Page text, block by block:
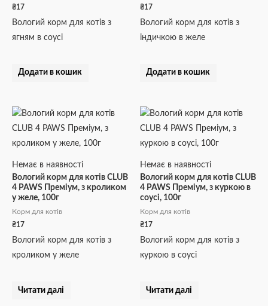
₴17
Вологий корм для котів з
ягням в соусі
Додати в кошик
₴17
Вологий корм для котів з
індичкою в желе
Додати в кошик
Немає в наявності
Вологий корм для котів CLUB
4 PAWS Преміум, з кроликом
у желе, 100г
Корм для котів
₴17
Вологий корм для котів з
кроликом у желе
Читати далі
Немає в наявності
Вологий корм для котів CLUB
4 PAWS Преміум, з куркою в
соусі, 100г
Корм для котів
₴17
Вологий корм для котів з
куркою в соусі
Читати далі